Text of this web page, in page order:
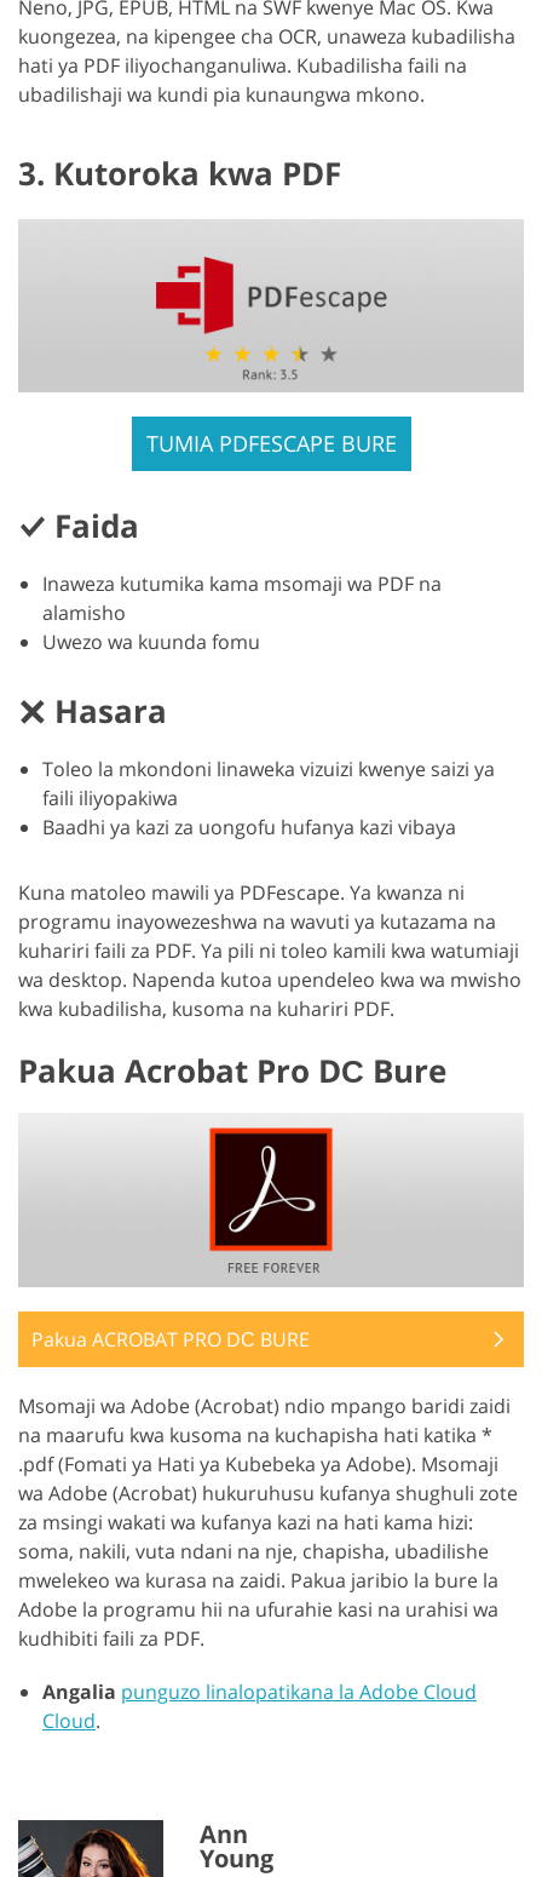
Neno, JPG, EPUB, HTML na SWF kwenye Mac OS. Kwa
kuongezea, na kipengee cha OCR, unaweza kubadilisha
hati ya PDF iliyochanganuliwa. Kubadilisha faili na
ubadilishaji wa kundi pia kunaungwa mkono.
3. Kutoroka kwa PDF
TUMIA PDFESCAPE BURE
Faida
Inaweza kutumika kama msomaji wa PDF na
alamisho
Uwezo wa kuunda fomu
Hasara
Toleo la mkondoni linaweka vizuizi kwenye saizi ya
faili iliyopakiwa
Baadhi ya kazi za uongofu hufanya kazi vibaya
Kuna matoleo mawili ya PDFescape. Ya kwanza ni
programu inayowezeshwa na wavuti ya kutazama na
kuhariri faili za PDF. Ya pili ni toleo kamili kwa watumiaji
wa desktop. Napenda kutoa upendeleo kwa wa mwisho
kwa kubadilisha, kusoma na kuhariri PDF.
Pakua Acrobat Pro DС Bure
Pakua ACROBAT PRO DС BURE
Msomaji wa Adobe (Acrobat) ndio mpango baridi zaidi
na maarufu kwa kusoma na kuchapisha hati katika *
.pdf (Fomati ya Hati ya Kubebeka ya Adobe). Msomaji
wa Adobe (Acrobat) hukuruhusu kufanya shughuli zote
za msingi wakati wa kufanya kazi na hati kama hizi:
soma, nakili, vuta ndani na nje, chapisha, ubadilishe
mwelekeo wa kurasa na zaidi. Pakua jaribio la bure la
Adobe la programu hii na ufurahie kasi na urahisi wa
kudhibiti faili za PDF.
Angalia punguzo linalopatikana la Adobe Cloud
Cloud.
Ann
Young